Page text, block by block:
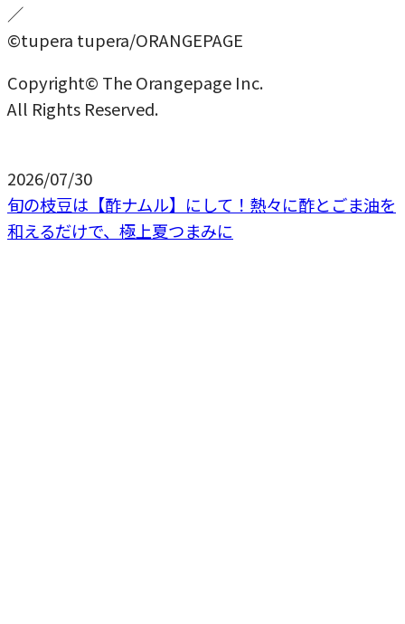
／
©tupera tupera/ORANGEPAGE
Copyright© The Orangepage Inc.
All Rights Reserved.
2026/07/30
旬の枝豆は【酢ナムル】にして！熱々に酢とごま油を
和えるだけで、極上夏つまみに